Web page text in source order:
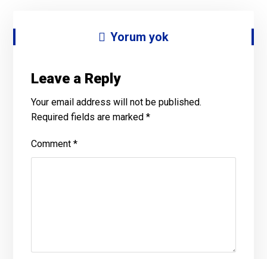
Yorum yok
Leave a Reply
Your email address will not be published.
Required fields are marked*
Comment*